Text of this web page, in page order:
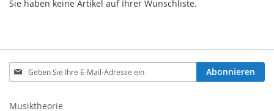
Sie haben keine Artikel auf Ihrer Wunschliste.
Melden
Sie
für
Abonnieren
Musiktheorie